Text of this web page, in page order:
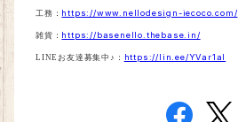
工務： https://www.nellodesign-iecoco.com/
雑貨： https://basenello.thebase.in/
LINEお友達募集中♪： https://lin.ee/YVar1aI